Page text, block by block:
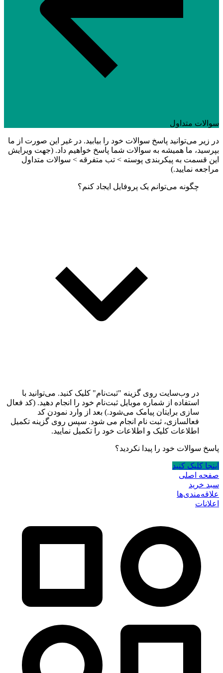
سوالات متداول
در زیر می‌توانید پاسخ سوالات خود را بیابید. در غیر این صورت از ما
بپرسید، ما همیشه به سوالات شما پاسخ خواهیم داد. (جهت ویرایش
این قسمت به پیکربندی پوسته > تب متفرقه > سوالات متداول
مراجعه نمایید.)
چگونه می‌توانم یک پروفایل ایجاد کنم؟
در وب‌سایت روی گزینه "ثبت‌نام" کلیک کنید. می‌توانید با
استفاده از شماره موبایل ثبت‌نام خود را انجام دهید. (کد فعال
سازی برایتان پیامک می‌شود.) بعد از وارد نمودن کد
فعالسازی، ثبت نام انجام می شود. سپس روی گزینه تکمیل
اطلاعات کلیک و اطلاعات خود را تکمیل نمایید.
پاسخ سوالات خود را پیدا نکردید؟
اینجا کلیک کنید
صفحه اصلی
سبد خرید
علاقه‌مندی‌ها
اعلانات